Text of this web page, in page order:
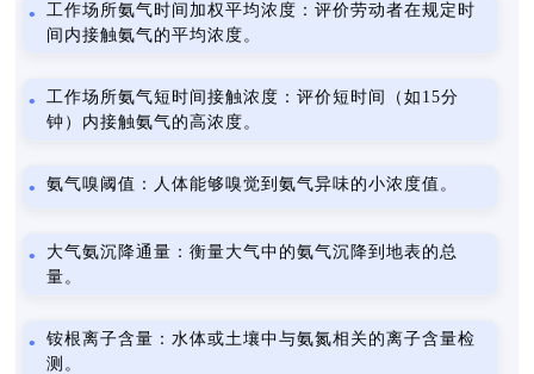
工作场所氨气时间加权平均浓度：评价劳动者在规定时
间内接触氨气的平均浓度。
工作场所氨气短时间接触浓度：评价短时间（如15分
钟）内接触氨气的高浓度。
氨气嗅阈值：人体能够嗅觉到氨气异味的小浓度值。
大气氨沉降通量：衡量大气中的氨气沉降到地表的总
量。
铵根离子含量：水体或土壤中与氨氮相关的离子含量检
测。